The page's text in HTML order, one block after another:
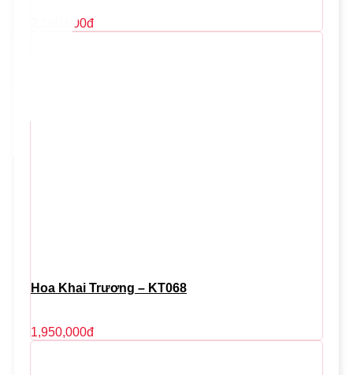
2,150,000đ
Hoa Khai Trương – KT068
1,950,000đ